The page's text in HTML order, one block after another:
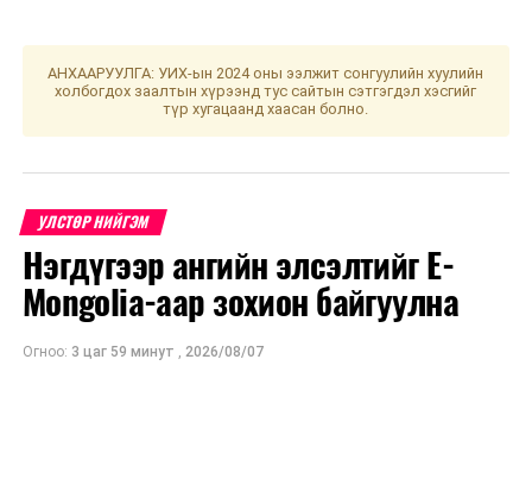
байнгын
хороо
хамгааллын
тухай хуулийн
хэрэгжилтийг
үйл
ажиллагаатай
бүхий ажлын
АНХААРУУЛГА: УИХ-ын 2024 оны ээлжит сонгуулийн хуулийн
холбогдох заалтын хүрээнд тус сайтын сэтгэгдэл хэсгийг
түр хугацаанд хаасан болно.
УЛСТӨР НИЙГЭМ
Нэгдүгээр ангийн элсэлтийг E-
Mongolia-аар зохион байгуулна
Огноо: 3 цаг 59 минут , 2026/08/07